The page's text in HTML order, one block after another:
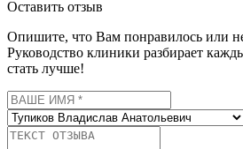
Оставить отзыв
Опишите, что Вам понравилось или
Руководство клиники разбирает
стать лучше!